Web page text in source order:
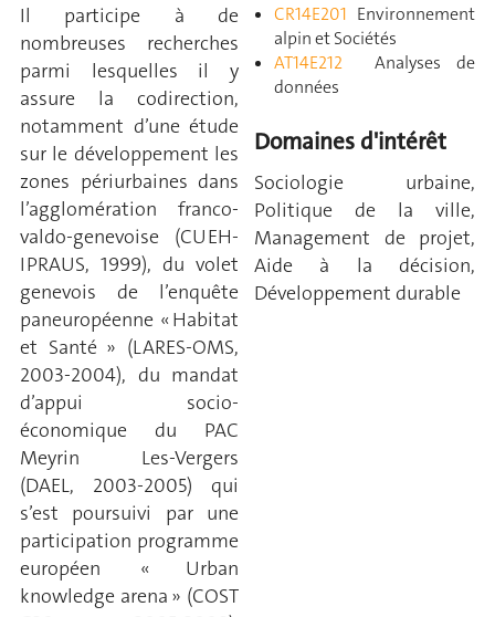
Il participe à de
nombreuses recherches
parmi lesquelles il y
assure la codirection,
notamment d’une étude
sur le développement les
zones périurbaines dans
l’agglomération franco-
valdo-genevoise (CUEH-
IPRAUS, 1999), du volet
genevois de l’enquête
paneuropéenne « Habitat
et Santé » (LARES-OMS,
2003-2004), du mandat
d’appui socio-
économique du PAC
Meyrin Les-Vergers
(DAEL, 2003-2005) qui
s’est poursuivi par une
participation programme
européen « Urban
knowledge arena » (COST
CR14E201 Environnement
alpin et Sociétés
AT14E212 Analyses de
données
Domaines d'intérêt
Sociologie urbaine,
Politique de la ville,
Management de projet,
Aide à la décision,
Développement durable